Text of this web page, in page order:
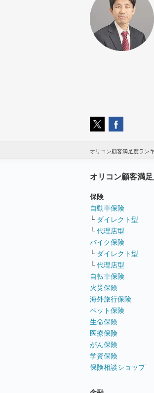
オリコン顧客満足度ラン
オリコン顧客満
保険
自動車保険
└ ダイレクト型
└ 代理店型
バイク保険
└ ダイレクト型
└ 代理店型
自転車保険
火災保険
海外旅行保険
ペット保険
生命保険
医療保険
がん保険
学資保険
保険相談ショップ